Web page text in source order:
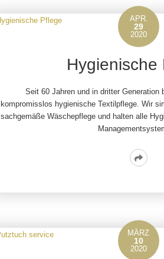
APR.
29
2020
Hygienische
Seit 60 Jahren und in dritter Generation
kompromisslos hygienische Textilpflege. Wir
sachgemäße Wäschepflege und halten alle
Read
MÄRZ
10
2020